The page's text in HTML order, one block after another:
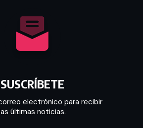
SUSCRÍBETE
electrónico para recibir
últimas noticias.